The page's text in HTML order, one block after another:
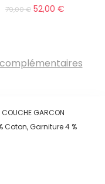
79,00€ 52,00 €
GARCON
Coton, Garniture 4 %